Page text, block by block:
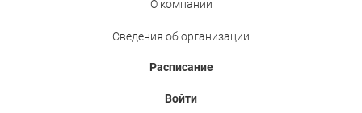
О компании
Сведения об организации
Расписание
Войти